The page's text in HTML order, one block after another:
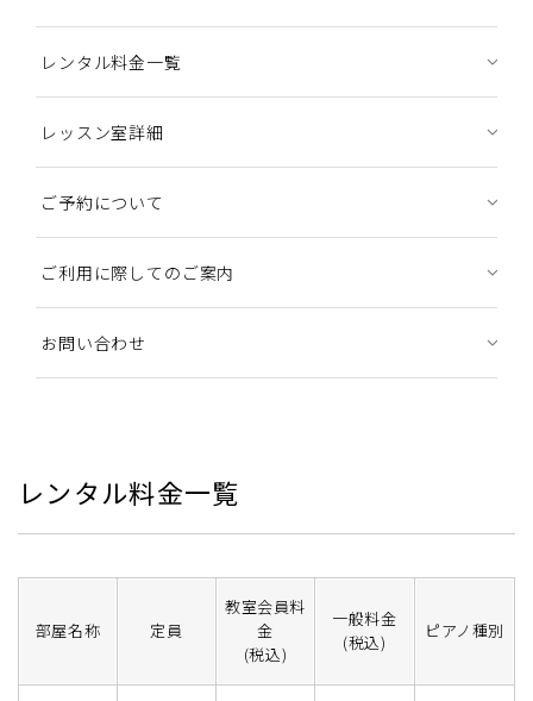
レンタル料金一覧
レッスン室詳細
ご予約について
ご利用に際してのご案内
お問い合わせ
レンタル料金一覧
部屋名称 定員
教室会員料
金
(税込)
一般料金
(税込)
ピアノ種別